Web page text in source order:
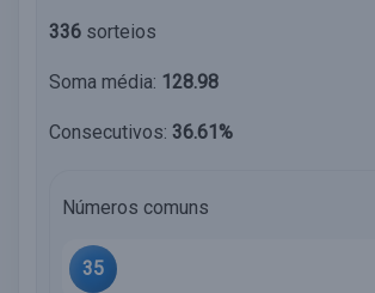
336 sorteios
Soma média: 128.98
Consecutivos: 36.61%
Números comuns
35